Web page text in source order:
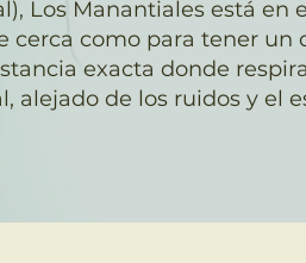
Los Manantiales está en
cerca como para tener un
exacta donde
alejado de los ruidos y el